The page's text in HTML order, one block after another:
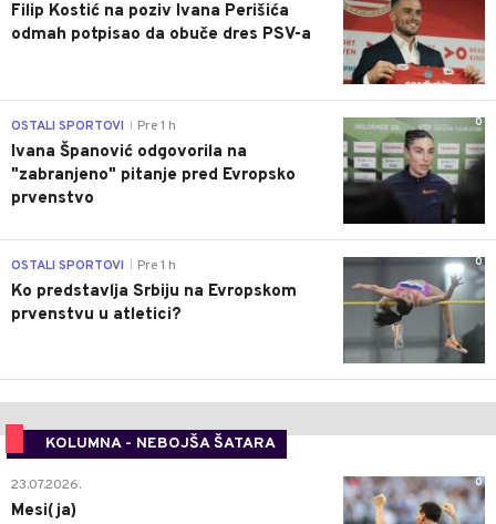
Filip Kostić na poziv Ivana Perišića
odmah potpisao da obuče dres PSV-a
0
OSTALI SPORTOVI Pre 1 h
Ivana Španović odgovorila na
"zabranjeno" pitanje pred Evropsko
prvenstvo
0
OSTALI SPORTOVI Pre 1 h
Ko predstavlja Srbiju na Evropskom
prvenstvu u atletici?
KOLUMNA - NEBOJŠA ŠATARA
0
23.07.2026.
Mesi(ja)